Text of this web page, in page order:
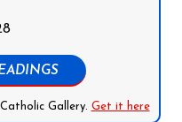
Gallery. Get it here